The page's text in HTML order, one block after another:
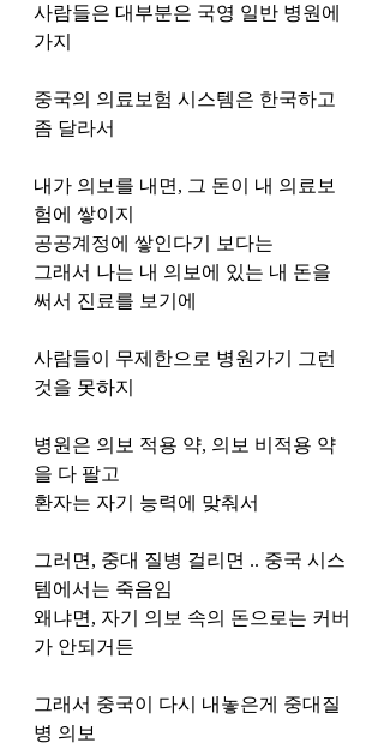
사람들은 대부분은 국영 일반 병원에
가지
중국의 의료보험 시스템은 한국하고
좀 달라서
내가 의보를 내면, 그 돈이 내 의료보
험에 쌓이지
공공계정에 쌓인다기 보다는
그래서 나는 내 의보에 있는 내 돈을
써서 진료를 보기에
사람들이 무제한으로 병원가기 그런
것을 못하지
병원은 의보 적용 약, 의보 비적용 약
을 다 팔고
환자는 자기 능력에 맞춰서
그러면, 중대 질병 걸리면 .. 중국 시스
템에서는 죽음임
왜냐면, 자기 의보 속의 돈으로는 커버
가 안되거든
그래서 중국이 다시 내놓은게 중대질
병 의보